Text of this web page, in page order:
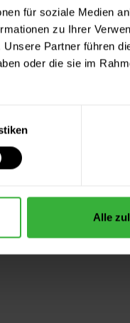
für soziale Medien
zu Ihrer
Partner führen
oder die sie im
Alle